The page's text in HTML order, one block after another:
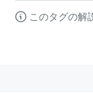
このタグの解